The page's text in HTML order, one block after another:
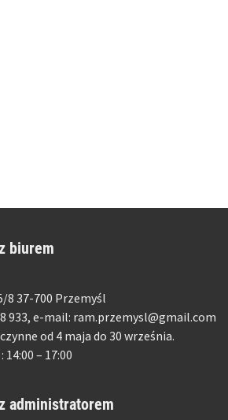
biurem
8 37-700 Przemyśl
933, e-mail: ram.przemysl@gmail.com
od 4 maja do 30 września.
14:00 – 17:00
administratorem